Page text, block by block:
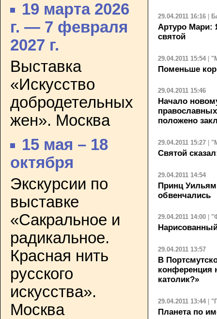
19 марта 2026
г. — 7 февраля
2027 г.
Выставка
«Искусство
добродетельных
жен». Москва
15 мая – 18
октября
Экскурсии по
выставке
«Сакральное и
радикальное.
Красная нить
русского
искусства».
Москва
29.04.2011 16:16
Артуро Мари:
святой
29.04.2011 15:54 |
Поменьше
29.04.2011 15:46
Начало
положено
29.04.2011 15:27
Святой
29.04.2011 14:54
Принц
обвенчались
29.04.2011 14:00
29.04.2011 13:57
В
конференция
католик?»
29.04.2011 13:44 |
Планета по